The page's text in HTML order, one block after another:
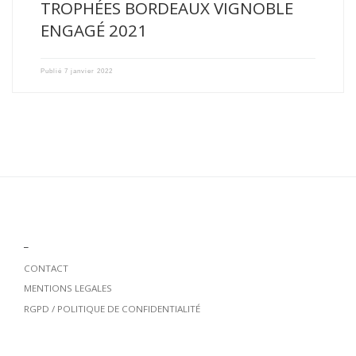
TROPHÉES BORDEAUX VIGNOBLE
ENGAGÉ 2021
Publié 7 janvier 2022
CONTACT
MENTIONS LEGALES
RGPD / POLITIQUE DE CONFIDENTIALITÉ